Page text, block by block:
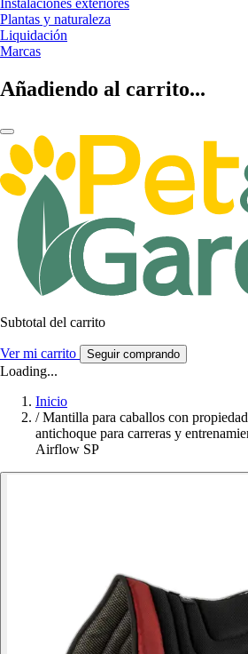
Instalaciones exteriores
Plantas y naturaleza
Liquidación
Marcas
Añadiendo al carrito...
Subtotal del carrito
Ver mi carrito Seguir comprando
Loading...
Inicio
/ Mantilla para caballos con
antichoque para carreras y
Airflow SP